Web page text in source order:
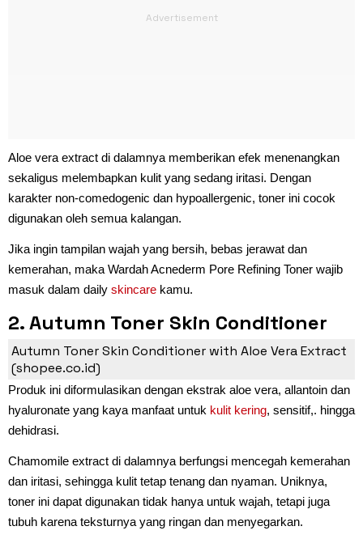
Aloe vera extract di dalamnya memberikan efek menenangkan
sekaligus melembapkan kulit yang sedang iritasi. Dengan
karakter non-comedogenic dan hypoallergenic, toner ini cocok
digunakan oleh semua kalangan.
Jika ingin tampilan wajah yang bersih, bebas jerawat dan
kemerahan, maka Wardah Acnederm Pore Refining Toner wajib
masuk dalam daily skincare kamu.
2. Autumn Toner Skin Conditioner
with Aloe Vera Extract
Autumn Toner Skin Conditioner with Aloe Vera Extract
(shopee.co.id)
Produk ini diformulasikan dengan ekstrak aloe vera, allantoin dan
hyaluronate yang kaya manfaat untuk kulit kering, sensitif,. hingga
dehidrasi.
Chamomile extract di dalamnya berfungsi mencegah kemerahan
dan iritasi, sehingga kulit tetap tenang dan nyaman. Uniknya,
toner ini dapat digunakan tidak hanya untuk wajah, tetapi juga
tubuh karena teksturnya yang ringan dan menyegarkan.